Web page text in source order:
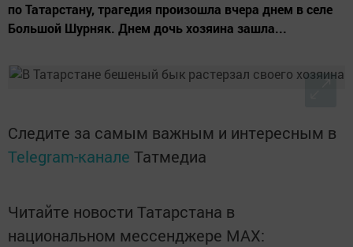
по Татарстану, трагедия произошла вчера днем в селе
Большой Шурняк. Днем дочь хозяина зашла...
Следите за самым важным и интересным в
Telegram-канале Татмедиа
Читайте новости Татарстана в
национальном мессенджере MАХ: